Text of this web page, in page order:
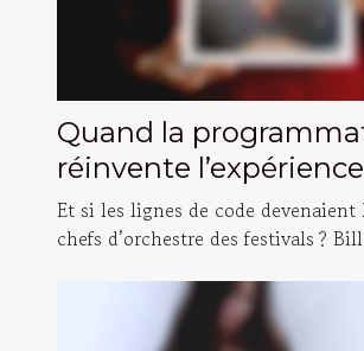
Quand la
réinvente l’expérience
festivalière : histoires
inattendues
Et si les lignes de code devenaient
chefs d’orchestre des festivals ?